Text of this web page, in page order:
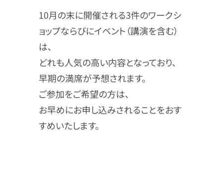
10月の末に開催される3件のワークシ
ョップならびにイベント（講演を含む）
は、
どれも人気の高い内容となっており、
早期の満席が予想されます。
ご参加をご希望の方は、
お早めにお申し込みされることをおす
すめいたします。